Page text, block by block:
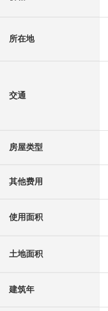
所在地
交通
房屋类型
其他费用
使用面积
土地面积
建筑年